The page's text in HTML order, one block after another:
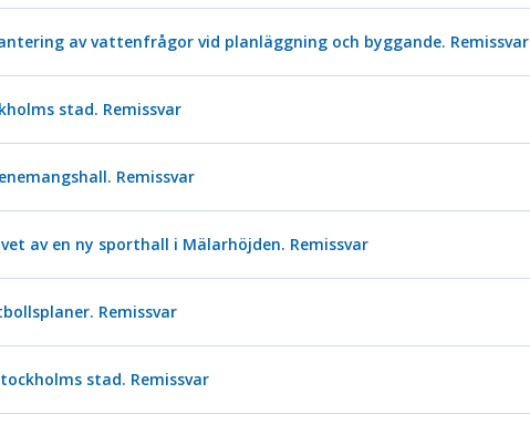
av vattenfrågor vid planläggning och byggande. Remissvar
stad. Remissvar
Remissvar
av en ny sporthall i Mälarhöjden. Remissvar
Remissvar
stad. Remissvar